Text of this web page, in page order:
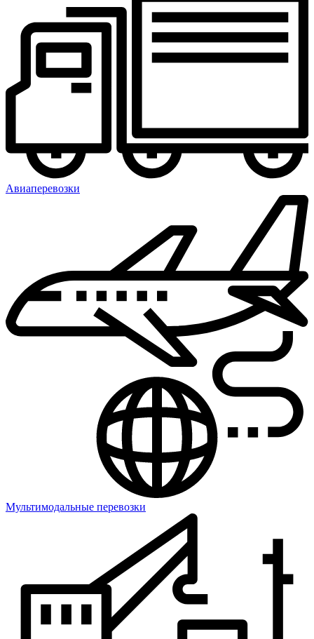
Авиаперевозки
Мультимодальные перевозки